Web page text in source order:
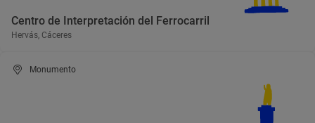
Centro de Interpretación del Ferrocarril
Hervás, Cáceres
Monumento